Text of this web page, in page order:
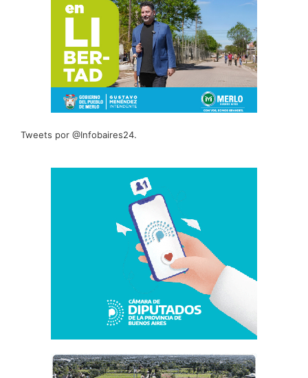
Tweets por @Infobaires24.